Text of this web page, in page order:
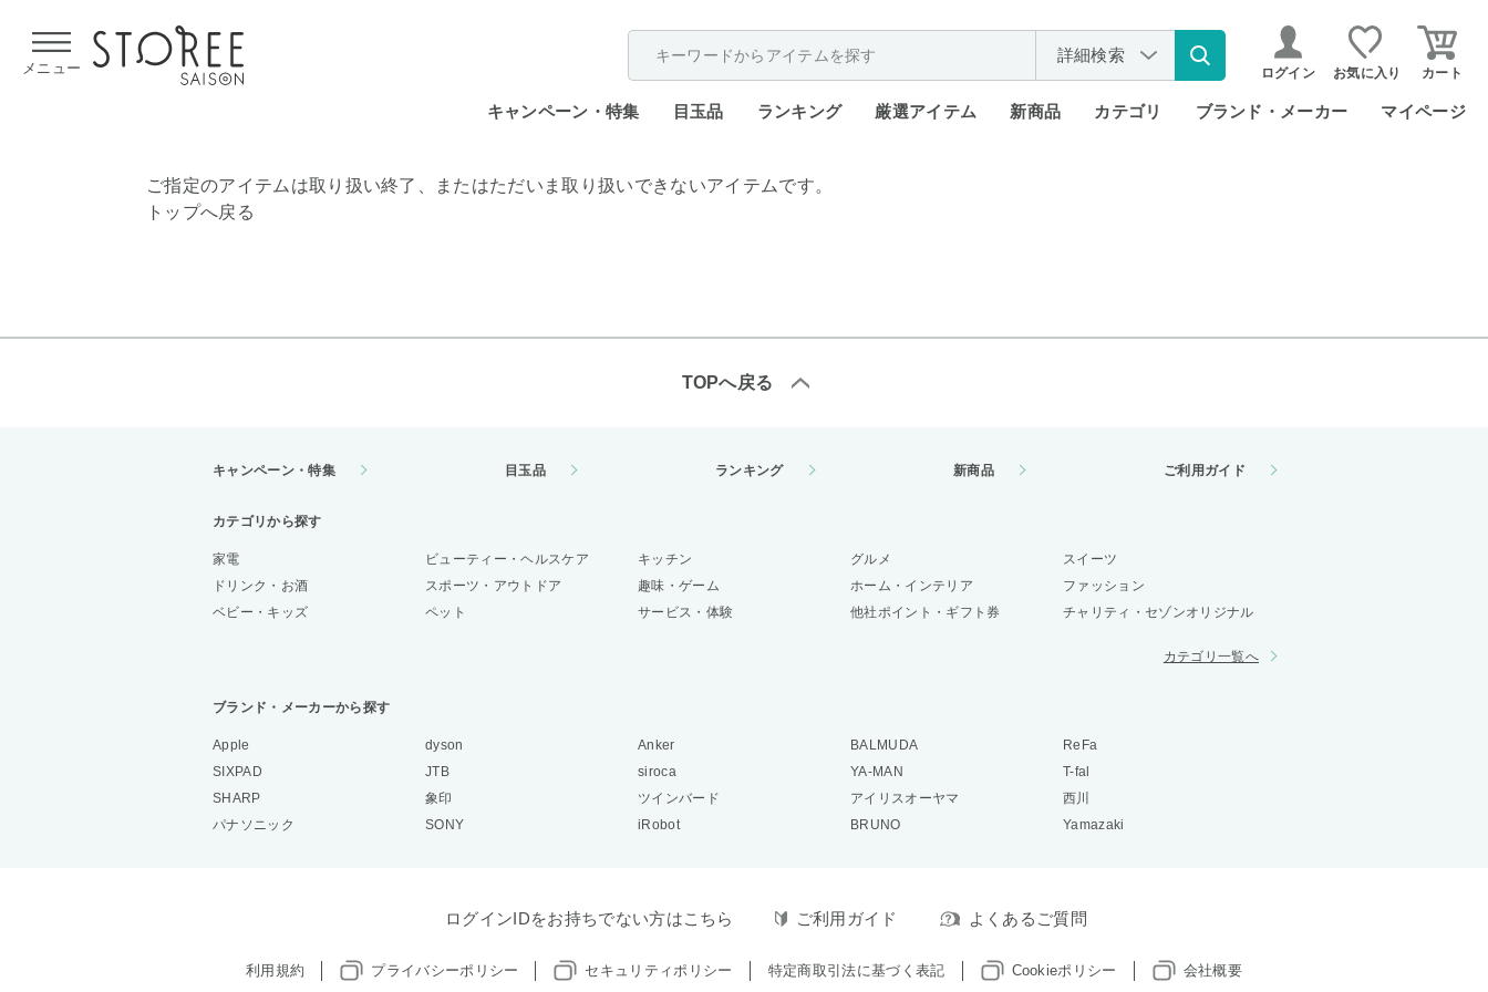
メニュー
詳細検索
ログイン お気に入り カート
キャンペーン・特集 目玉品 ランキング 厳選アイテム 新商品 カテゴリ ブランド・メーカー マイページ
ご指定のアイテムは取り扱い終了、またはただいま取り扱いできないアイテムです。
トップへ戻る
TOPへ戻る
キャンペーン・特集 目玉品 ランキング 新商品 ご利用ガイド
カテゴリから探す
家電 ビューティー・ヘルスケア キッチン グルメ
スイーツ
ドリンク・お酒
スポーツ・アウトドア 趣味・ゲーム ホーム・インテリア
ファッション
ベビー・キッズ
ペット サービス・体験 他社ポイント・ギフト券 チャリティ・セゾンオリジナル
カテゴリ一覧へ
ブランド・メーカーから探す
Apple dyson Anker BALMUDA
ReFa
SIXPAD
JTB siroca YA-MAN
T-fal
SHARP
象印 ツインバード アイリスオーヤマ
西川
パナソニック
SONY iRobot BRUNO Yamazaki
ログインIDをお持ちでない方はこちら ご利用ガイド よくあるご質問
利用規約 プライバシーポリシー セキュリティポリシー 特定商取引法に基づく表記 Cookieポリシー 会社概要